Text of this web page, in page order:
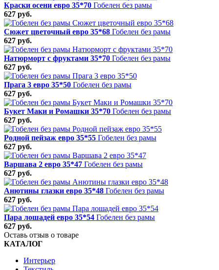
Краски осени евро 35*70 Гобелен без рамы
627 руб.
Сюжет цветочный евро 35*68 Гобелен без рамы
627 руб.
Натюрморт с фруктами 35*70 Гобелен без рамы
627 руб.
Прага 3 евро 35*50 Гобелен без рамы
627 руб.
Букет Маки и Ромашки 35*70 Гобелен без рамы
627 руб.
Родной пейзаж евро 35*55 Гобелен без рамы
627 руб.
Варшава 2 евро 35*47 Гобелен без рамы
627 руб.
Анютины глазки евро 35*48 Гобелен без рамы
627 руб.
Пара лошадей евро 35*54 Гобелен без рамы
627 руб.
Оставь отзыв о товаре
КАТАЛОГ
Интерьер